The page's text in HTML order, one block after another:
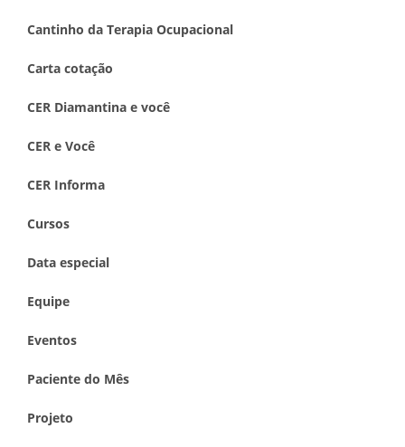
Cantinho da Terapia Ocupacional
Carta cotação
CER Diamantina e você
CER e Você
CER Informa
Cursos
Data especial
Equipe
Eventos
Paciente do Mês
Projeto